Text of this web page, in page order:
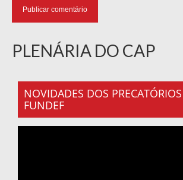
PLENÁRIA DO CAP
NOVIDADES DOS
FUNDEF